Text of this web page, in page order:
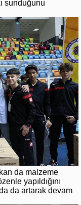
sunduğunu
da malzeme
yapıldığını
da artarak devam